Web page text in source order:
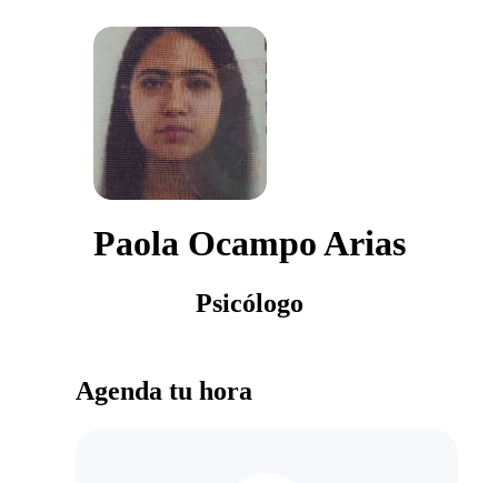
Paola Ocampo Arias
Psicólogo
Agenda tu hora